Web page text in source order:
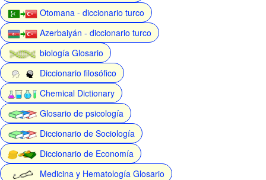
Otomana - diccionario turco
Azerbaiyán - diccionario turco
biología Glosario
Diccionario filosófico
Chemical Dictionary
Glosario de psicología
Diccionario de Sociología
Diccionario de Economía
Medicina y Hematología Glosario